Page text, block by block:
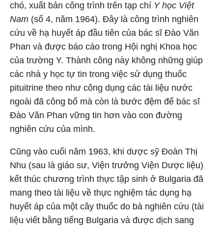
chó, xuất bản công trình trên tạp chí Y học Việt
Nam (số 4, năm 1964). Đây là công trình nghiên
cứu về hạ huyết áp đầu tiên của bác sĩ Đào Văn
Phan và được báo cáo trong Hội nghị Khoa học
của trường Y. Thành công này không những giúp
các nhà y học tự tin trong việc sử dụng thuốc
pituitrine theo như công dụng các tài liệu nước
ngoài đã công bố mà còn là bước đệm để bác sĩ
Đào Văn Phan vững tin hơn vào con đường
nghiên cứu của mình.
Cũng vào cuối năm 1963, khi dược sỹ Đoàn Thị
Nhu (sau là giáo sư, Viện trưởng Viện Dược liệu)
kết thúc chương trình thực tập sinh ở Bulgaria đã
mang theo tài liệu về thực nghiệm tác dụng hạ
huyết áp của một cây thuốc do bà nghiên cứu (tài
liệu viết bằng tiếng Bulgaria và được dịch sang